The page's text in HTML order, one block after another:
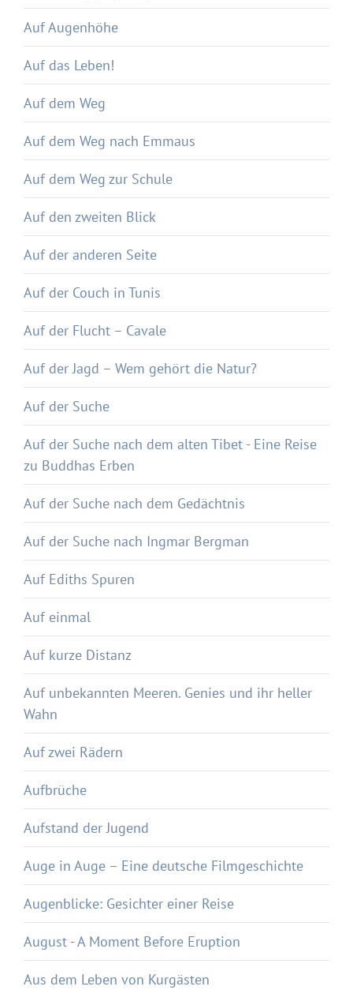
Auf Augenhöhe
Auf das Leben!
Auf dem Weg
Auf dem Weg nach Emmaus
Auf dem Weg zur Schule
Auf den zweiten Blick
Auf der anderen Seite
Auf der Couch in Tunis
Auf der Flucht – Cavale
Auf der Jagd – Wem gehört die Natur?
Auf der Suche
Auf der Suche nach dem alten Tibet - Eine Reise
zu Buddhas Erben
Auf der Suche nach dem Gedächtnis
Auf der Suche nach Ingmar Bergman
Auf Ediths Spuren
Auf einmal
Auf kurze Distanz
Auf unbekannten Meeren. Genies und ihr heller
Wahn
Auf zwei Rädern
Aufbrüche
Aufstand der Jugend
Auge in Auge – Eine deutsche Filmgeschichte
Augenblicke: Gesichter einer Reise
August - A Moment Before Eruption
Aus dem Leben von Kurgästen